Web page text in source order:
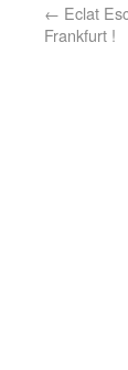
← Eclat
Frankfurt !